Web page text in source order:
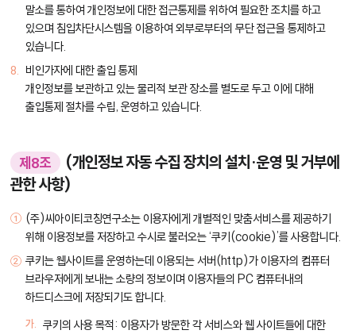
말소를 통하여 개인정보에 대한 접근통제를 위하여 필요한 조치를 하고
있으며 침입차단시스템을 이용하여 외부로부터의 무단 접근을 통제하고
있습니다.
비인가자에 대한 출입 통제
개인정보를 보관하고 있는 물리적 보관 장소를 별도로 두고 이에 대해
출입통제 절차를 수립, 운영하고 있습니다.
제8조
(개인정보 자동 수집 장치의 설치·운영 및 거부에
관한 사항)
(주)씨아이티코칭연구소는 이용자에게 개별적인 맞춤서비스를 제공하기
위해 이용정보를 저장하고 수시로 불러오는 ‘쿠키(cookie)’를 사용합니다.
쿠키는 웹사이트를 운영하는데 이용되는 서버(http)가 이용자의 컴퓨터
브라우저에게 보내는 소량의 정보이며 이용자들의 PC 컴퓨터내의
하드디스크에 저장되기도 합니다.
쿠키의 사용 목적: 이용자가 방문한 각 서비스와 웹 사이트들에 대한